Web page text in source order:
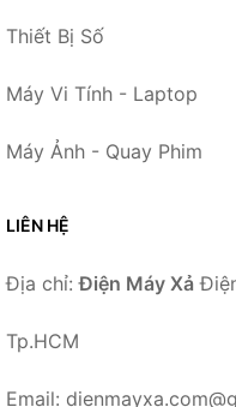
Thiết Bị Số
Máy Vi Tính - Laptop
Máy Ảnh - Quay Phim
LIÊN HỆ
Địa chỉ:Điện Máy Xả
Tp.HCM
Email: